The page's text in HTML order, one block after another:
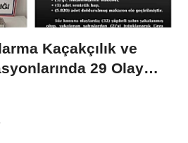
Kaçakçılık ve
29 Olaya